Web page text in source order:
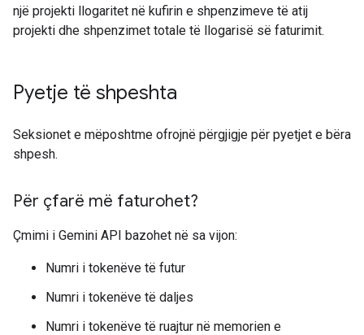
një projekti llogaritet në kufirin e shpenzimeve të atij
projekti dhe shpenzimet totale të llogarisë së faturimit.
Pyetje të shpeshta
Seksionet e mëposhtme ofrojnë përgjigje për pyetjet e bëra
shpesh.
Për çfarë më faturohet?
Çmimi i Gemini API bazohet në sa vijon:
Numri i tokenëve të futur
Numri i tokenëve të daljes
Numri i tokenëve të ruajtur në memorien e